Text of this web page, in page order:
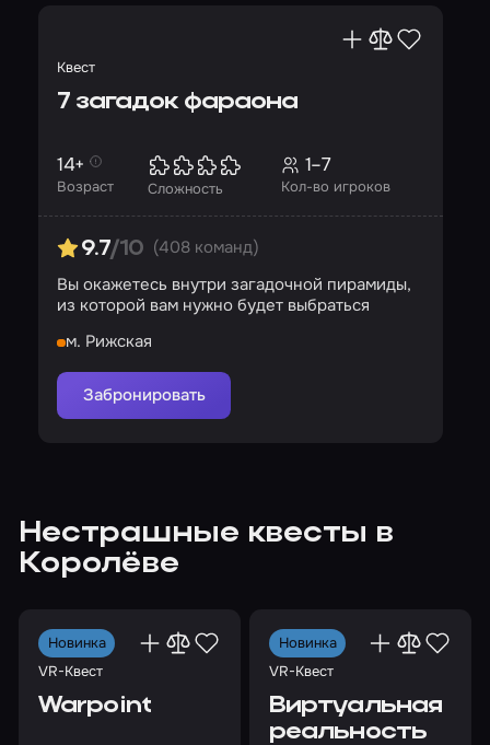
Квест
7 загадок фараона
Возраст
14+
Сложность Кол-во игроков
1–7
9.7/10 (408 команд)
Вы окажетесь внутри загадочной пирамиды,
из которой вам нужно будет выбраться
м. Рижская
Забронировать
Нестрашные квесты в
Королёве
Новинка
VR-Квест
Warpoint
Новинка
VR-Квест
Виртуальная
реальность